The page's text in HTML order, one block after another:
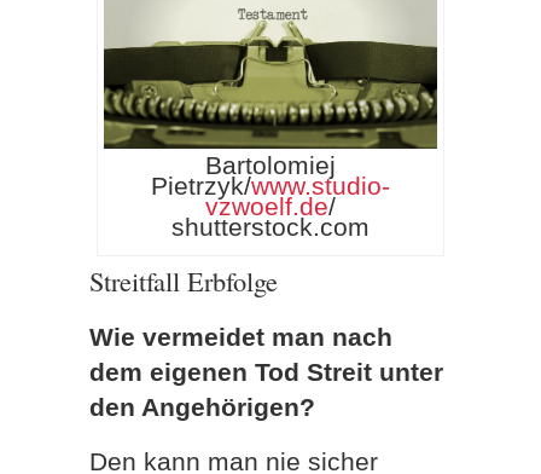
Bartolomiej
Pietrzyk/www.studio-
vzwoelf.de/
shutterstock.com
Streitfall Erbfolge
Wie vermeidet man nach
dem eigenen Tod Streit unter
den Angehörigen?
Den kann man nie sicher